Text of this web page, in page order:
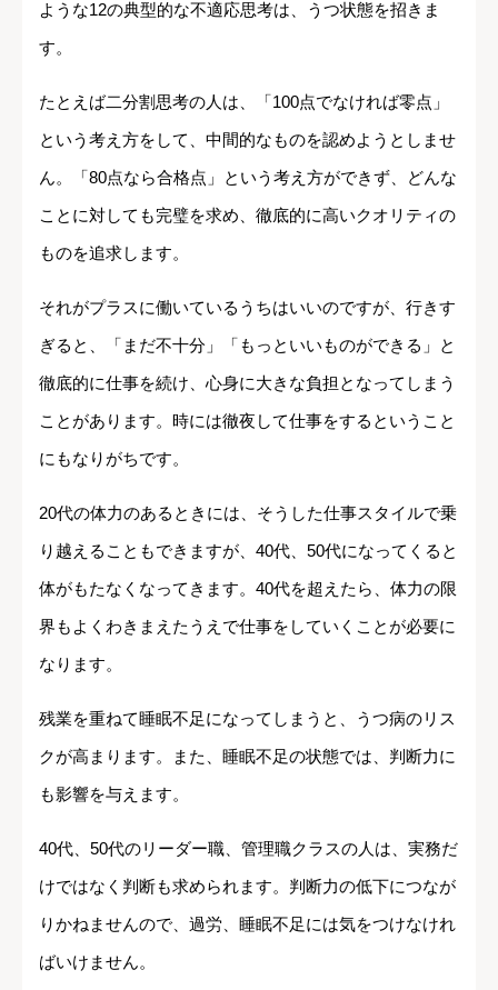
ような12の典型的な不適応思考は、うつ状態を招きま
す。
たとえば二分割思考の人は、「100点でなければ零点」
という考え方をして、中間的なものを認めようとしませ
ん。「80点なら合格点」という考え方ができず、どんな
ことに対しても完璧を求め、徹底的に高いクオリティの
ものを追求します。
それがプラスに働いているうちはいいのですが、行きす
ぎると、「まだ不十分」「もっといいものができる」と
徹底的に仕事を続け、心身に大きな負担となってしまう
ことがあります。時には徹夜して仕事をするということ
にもなりがちです。
20代の体力のあるときには、そうした仕事スタイルで乗
り越えることもできますが、40代、50代になってくると
体がもたなくなってきます。40代を超えたら、体力の限
界もよくわきまえたうえで仕事をしていくことが必要に
なります。
残業を重ねて睡眠不足になってしまうと、うつ病のリス
クが高まります。また、睡眠不足の状態では、判断力に
も影響を与えます。
40代、50代のリーダー職、管理職クラスの人は、実務だ
けではなく判断も求められます。判断力の低下につなが
りかねませんので、過労、睡眠不足には気をつけなけれ
ばいけません。